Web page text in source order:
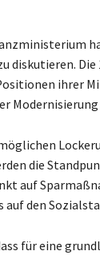
diskutieren.
ihrer
die
auf
auf den
für eine